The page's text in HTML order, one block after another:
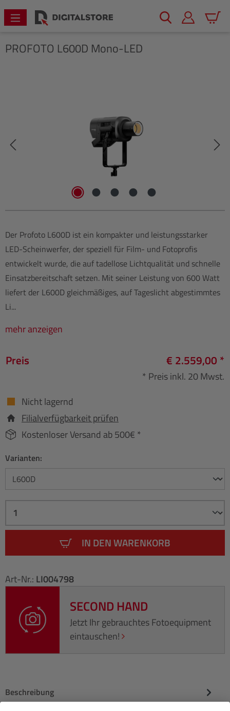
springen
PROFOTO L600D Mono-LED
Der Profoto L600D ist ein kompakter und leistungsstarker
LED-Scheinwerfer, der speziell für Film- und Fotoprofis
entwickelt wurde, die auf tadellose Lichtqualität und schnelle
Einsatzbereitschaft setzen. Mit seiner Leistung von 600 Watt
liefert der L600D gleichmäßiges, auf Tageslicht abgestimmtes
Li...
mehr anzeigen
Preis € 2.559,00 *
* Preis inkl. 20 Mwst.
Nicht lagernd
Filialverfügbarkeit prüfen
Kostenloser Versand ab 500€ *
Varianten:
IN DEN WARENKORB
Art-Nr.: LI004798
SECOND HAND
Jetzt Ihr gebrauchtes Fotoequipment
eintauschen!
Beschreibung